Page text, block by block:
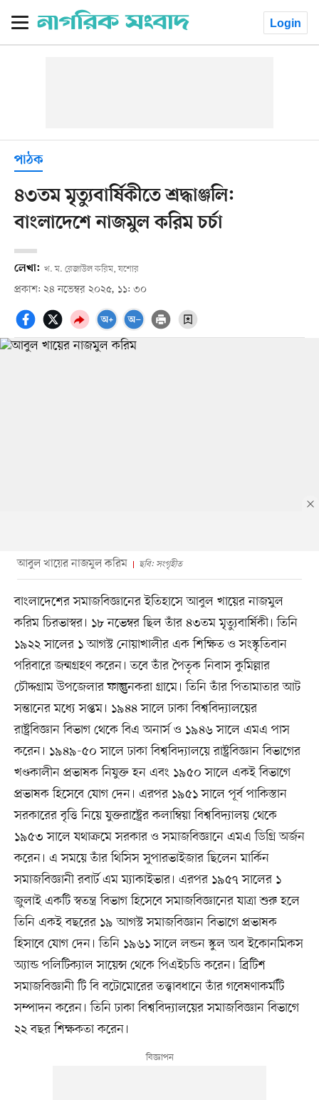
Login
পাঠক
৪৩তম মৃত্যুবার্ষিকীতে শ্রদ্ধাঞ্জলি:
বাংলাদেশে নাজমুল করিম চর্চা
লেখা: খ. ম. রেজাউল করিম, যশোর
প্রকাশ: ২৪ নভেম্বর ২০২৫, ১১: ৩০
আবুল খায়ের নাজমুল করিম ছবি: সংগৃহীত
বাংলাদেশের সমাজবিজ্ঞানের ইতিহাসে আবুল খায়ের নাজমুল
করিম চিরভাস্বর। ১৮ নভেম্বর ছিল তাঁর ৪৩তম মৃত্যুবার্ষিকী। তিনি
১৯২২ সালের ১ আগস্ট নোয়াখালীর এক শিক্ষিত ও সংস্কৃতিবান
পরিবারে জন্মগ্রহণ করেন। তবে তাঁর পৈতৃক নিবাস কুমিল্লার
চৌদ্দগ্রাম উপজেলার ফাল্গুনকরা গ্রামে। তিনি তাঁর পিতামাতার আট
সন্তানের মধ্যে সপ্তম। ১৯৪৪ সালে ঢাকা বিশ্ববিদ্যালয়ের
রাষ্ট্রবিজ্ঞান বিভাগ থেকে বিএ অনার্স ও ১৯৪৬ সালে এমএ পাস
করেন। ১৯৪৯-৫০ সালে ঢাকা বিশ্ববিদ্যালয়ে রাষ্ট্রবিজ্ঞান বিভাগের
খণ্ডকালীন প্রভাষক নিযুক্ত হন এবং ১৯৫০ সালে একই বিভাগে
প্রভাষক হিসেবে যোগ দেন। এরপর ১৯৫১ সালে পূর্ব পাকিস্তান
সরকারের বৃত্তি নিয়ে যুক্তরাষ্ট্রের কলাম্বিয়া বিশ্ববিদ্যালয় থেকে
১৯৫৩ সালে যথাক্রমে সরকার ও সমাজবিজ্ঞানে এমএ ডিগ্রি অর্জন
করেন। এ সময়ে তাঁর থিসিস সুপারভাইজার ছিলেন মার্কিন
সমাজবিজ্ঞানী রবার্ট এম ম্যাকাইভার। এরপর ১৯৫৭ সালের ১
জুলাই একটি স্বতন্ত্র বিভাগ হিসেবে সমাজবিজ্ঞানের যাত্রা শুরু হলে
তিনি একই বছরের ১৯ আগস্ট সমাজবিজ্ঞান বিভাগে প্রভাষক
হিসাবে যোগ দেন। তিনি ১৯৬১ সালে লন্ডন স্কুল অব ইকোনমিকস
অ্যান্ড পলিটিক্যাল সায়েন্স থেকে পিএইচডি করেন। ব্রিটিশ
সমাজবিজ্ঞানী টি বি বটোমোরের তত্ত্বাবধানে তাঁর গবেষণাকর্মটি
সম্পাদন করেন। তিনি ঢাকা বিশ্ববিদ্যালয়ের সমাজবিজ্ঞান বিভাগে
২২ বছর শিক্ষকতা করেন।